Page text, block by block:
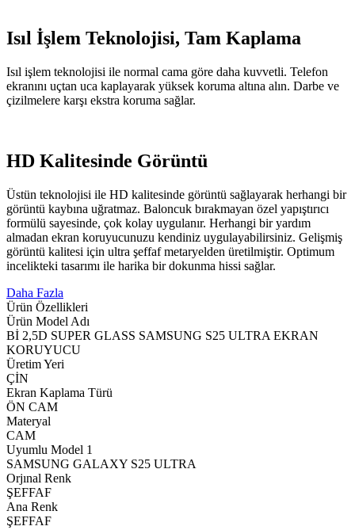
Isıl İşlem Teknolojisi, Tam Kaplama
Isıl işlem teknolojisi ile normal cama göre daha kuvvetli. Telefon
ekranını uçtan uca kaplayarak yüksek koruma altına alın. Darbe ve
çizilmelere karşı ekstra koruma sağlar.
HD Kalitesinde Görüntü
Üstün teknolojisi ile HD kalitesinde görüntü sağlayarak herhangi bir
görüntü kaybına uğratmaz. Baloncuk bırakmayan özel yapıştırıcı
formülü sayesinde, çok kolay uygulanır. Herhangi bir yardım
almadan ekran koruyucunuzu kendiniz uygulayabilirsiniz. Gelişmiş
görüntü kalitesi için ultra şeffaf metaryelden üretilmiştir. Optimum
incelikteki tasarımı ile harika bir dokunma hissi sağlar.
Daha Fazla
Ürün Özellikleri
Ürün Model Adı
Bİ 2,5D SUPER GLASS SAMSUNG S25 ULTRA EKRAN
KORUYUCU
Üretim Yeri
ÇİN
Ekran Kaplama Türü
ÖN CAM
Materyal
CAM
Uyumlu Model 1
SAMSUNG GALAXY S25 ULTRA
Orjınal Renk
ŞEFFAF
Ana Renk
ŞEFFAF